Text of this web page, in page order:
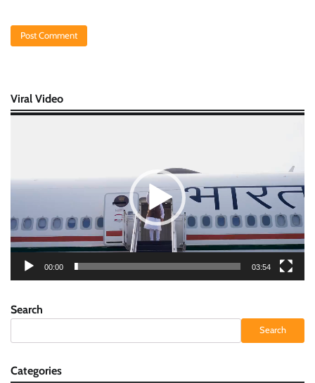
Viral Video
00:00 03:54
Search
Search
Categories